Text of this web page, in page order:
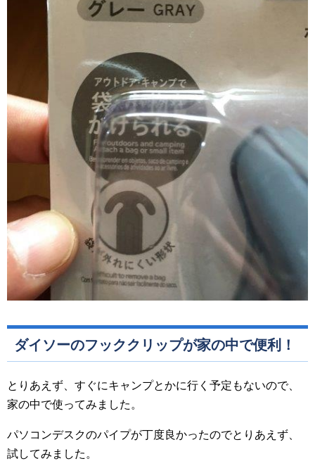
ダイソーのフッククリップが家の中で便利！
とりあえず、すぐにキャンプとかに行く予定もないので、
家の中で使ってみました。
パソコンデスクのパイプが丁度良かったのでとりあえず、
試してみました。